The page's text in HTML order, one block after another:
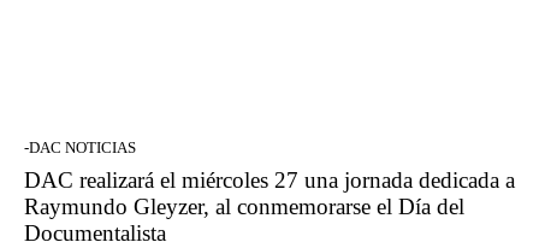
-DAC NOTICIAS
DAC realizará el miércoles 27 una jornada dedicada a
Raymundo Gleyzer, al conmemorarse el Día del
Documentalista